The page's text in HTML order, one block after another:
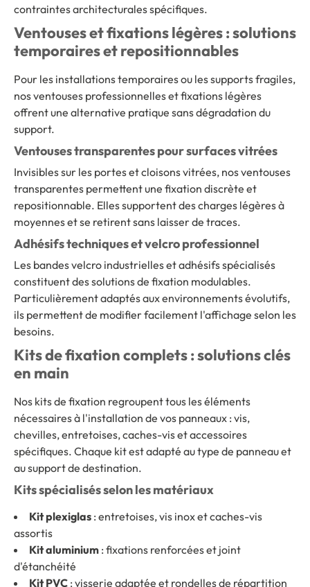
contraintes architecturales spécifiques.
Ventouses et fixations légères : solutions
temporaires et repositionnables
Pour les installations temporaires ou les supports fragiles,
nos ventouses professionnelles et fixations légères
offrent une alternative pratique sans dégradation du
support.
Ventouses transparentes pour surfaces vitrées
Invisibles sur les portes et cloisons vitrées, nos ventouses
transparentes permettent une fixation discrète et
repositionnable. Elles supportent des charges légères à
moyennes et se retirent sans laisser de traces.
Adhésifs techniques et velcro professionnel
Les bandes velcro industrielles et adhésifs spécialisés
constituent des solutions de fixation modulables.
Particulièrement adaptés aux environnements évolutifs,
ils permettent de modifier facilement l'affichage selon les
besoins.
Kits de fixation complets : solutions clés
en main
Nos kits de fixation regroupent tous les éléments
nécessaires à l'installation de vos panneaux : vis,
chevilles, entretoises, caches-vis et accessoires
spécifiques. Chaque kit est adapté au type de panneau et
au support de destination.
Kits spécialisés selon les matériaux
Kit plexiglas : entretoises, vis inox et caches-vis
assortis
Kit aluminium : fixations renforcées et joint
d'étanchéité
Kit PVC : visserie adaptée et rondelles de répartition